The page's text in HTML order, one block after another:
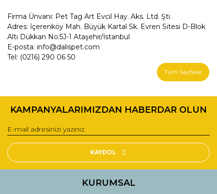
Firma Ünvanı: Pet Tag Art Evcil Hay. Aks. Ltd. Şti.
Adres: İçerenköy Mah. Büyük Kartal Sk. Evren Sitesi D-Blok
Altı Dükkan No:5J-1 Ataşehir/İstanbul
E-posta: info@dalispet.com
Tel: (0216) 290 06 50
Tüm Sayfalar
KAMPANYALARIMIZDAN HABERDAR OLUN
KAYDOL
KURUMSAL